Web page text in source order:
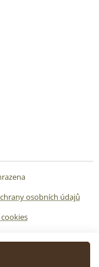
osobních údajů